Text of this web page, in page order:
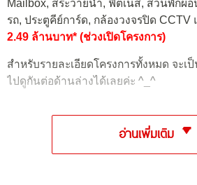
Mailbox, สระว่ายน้ำ, ฟิตเนส, สวนพักผ่
รถ, ประตูคีย์การ์ด, กล้องวงจรปิด CCTV
2.49 ล้านบาท* (ช่วงเปิดโครงการ)
สำหรับรายละเอียดโครงการทั้งหมด จะเ
ไปดูกันต่อด้านล่างได้เลยค่ะ ^_^
อ่านเพิ่มเติม